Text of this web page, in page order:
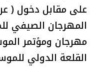
على مقابل دخول (
المهرجان الصيفي
مهرجان ومؤتمر
القلعة الدولي